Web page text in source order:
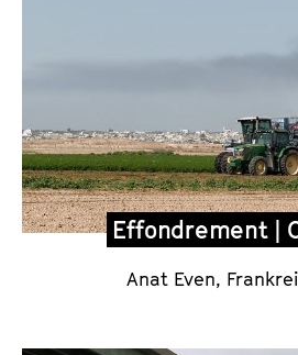
Effondrement |
Anat Even,